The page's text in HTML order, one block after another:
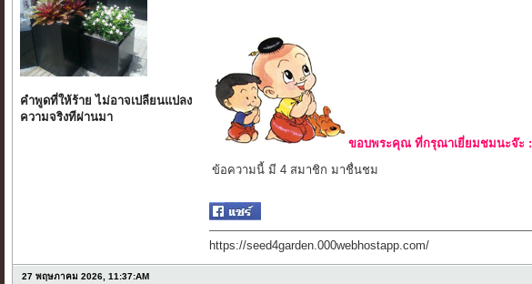
คำพูดที่ให้ร้าย ไม่อาจเปลียนแปลง
ความจริงทีผ่านมา
ขอบพระคุณ ที่กรุณาเยี่ยมชมนะจ๊ะ :
ข้อความนี้ มี 4 สมาชิก มาชื่นชม
https://seed4garden.000webhostapp.com/
27 พฤษภาคม 2026, 11:37:AM